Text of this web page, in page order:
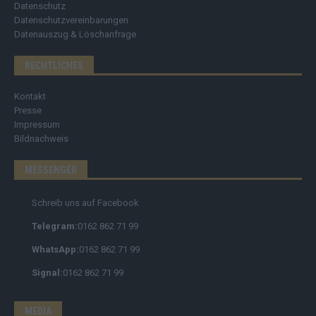
Datenschutz
Datenschutzvereinbarungen
Datenauszug & Löschanfrage
RECHTLICHES
Kontakt
Presse
Impressum
Bildnachweis
MESSENGER
Schreib uns auf Facebook
Telegram:0162 862 71 99
WhatsApp:0162 862 71 99
Signal:0162 862 71 99
MEDIA